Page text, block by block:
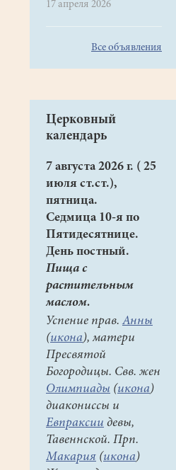
17 апреля 2026
Все объявления
Церковный
календарь
7 августа 2026 г. ( 25
июля ст.ст.),
пятница.
Седмица 10-я по
Пятидесятнице.
День постный.
Пища с
растительным
маслом.
Успение прав. Анны
(икона), матери
Пресвятой
Богородицы. Свв. жен
Олимпиады (икона)
диакониссы и
Евпраксии девы,
Тавеннской. Прп.
Макария (икона)